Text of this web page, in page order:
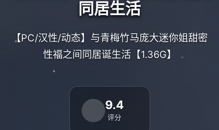
同居生活
【PC/汉性/动态】与青梅竹马庞大迷你姐甜密
性福之间同居诞生活【1.36G】
9.4
评分